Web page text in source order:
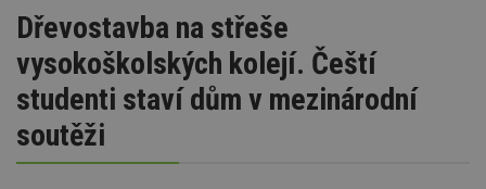
Dřevostavba na střeše
vysokoškolských kolejí. Čeští
studenti staví dům v mezinárodní
soutěži